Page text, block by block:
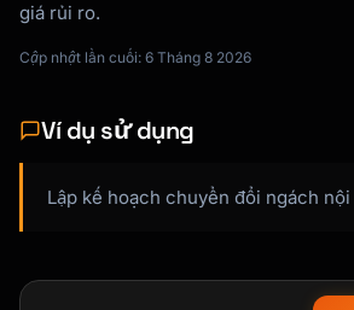
giá rủi ro.
Cập nhật lần cuối: 6 Tháng 8 2026
Ví dụ sử dụng
Lập kế hoạch chuyển đổi ngách